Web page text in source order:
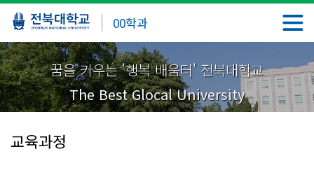
00학과
꿈을 키우는 '행복 배움터' 전북대학교
The Best Glocal University
교육과정